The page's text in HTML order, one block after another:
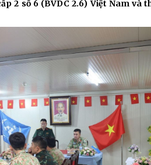
Chiến dịch 500
2 số 6 (BVDC 2.6) Việt Nam